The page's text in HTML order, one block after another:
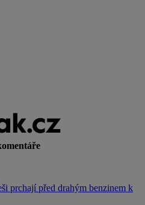
prchají před drahým benzinem k